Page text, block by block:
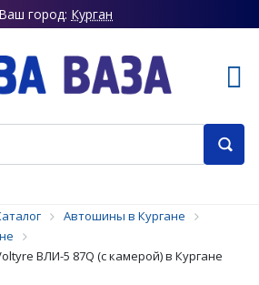
Ваш город: Курган
Автошины в Кургане
ВЛИ-5 87Q (c камерой) в Кургане